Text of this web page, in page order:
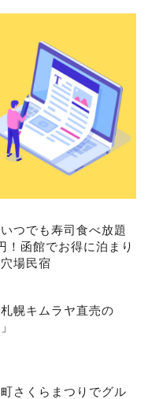
つでも寿司食べ放題
！函館でお得に泊まり
場民宿
幌キムラヤ直売の
さくらまつりでグル